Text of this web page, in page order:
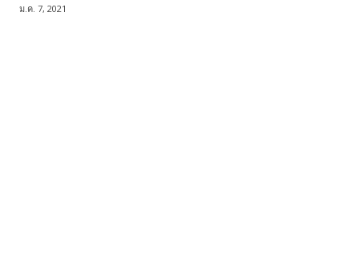
ม.ค. 7, 2021